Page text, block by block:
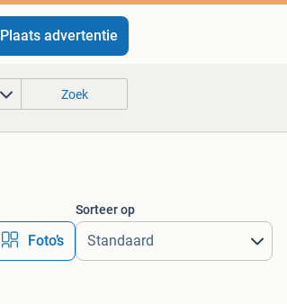
Plaats advertentie
Zoek
Foto’s
Sorteer op